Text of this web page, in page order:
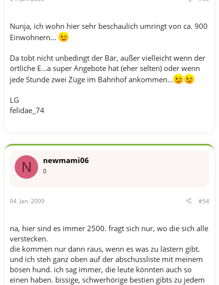
Nunja, ich wohn hier sehr beschaulich umringt von ca. 900
Einwohnern...
Da tobt nicht unbedingt der Bär, außer vielleicht wenn der
örtliche E...a super Angebote hat (eher selten) oder wenn
jede Stunde zwei Züge im Bahnhof ankommen...
LG
felidae_74
N newmami06
0
04. Jan. 2009 #54
na, hier sind es immer 2500. fragt sich nur, wo die sich alle
verstecken.
die kommen nur dann raus, wenn es was zu lästern gibt.
und ich steh ganz oben auf der abschussliste mit meinem
bösen hund. ich sag immer, die leute könnten auch so
einen haben. bissige, schwerhörige bestien gibts zu jedem